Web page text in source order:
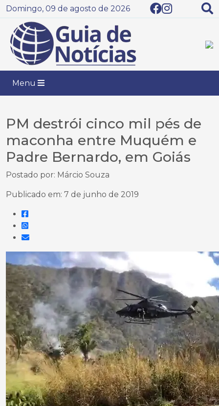
Domingo, 09 de agosto de 2026
Menu
PM destrói cinco mil pés de
maconha entre Muquém e
Padre Bernardo, em Goiás
Postado por: Márcio Souza
Publicado em: 7 de junho de 2019